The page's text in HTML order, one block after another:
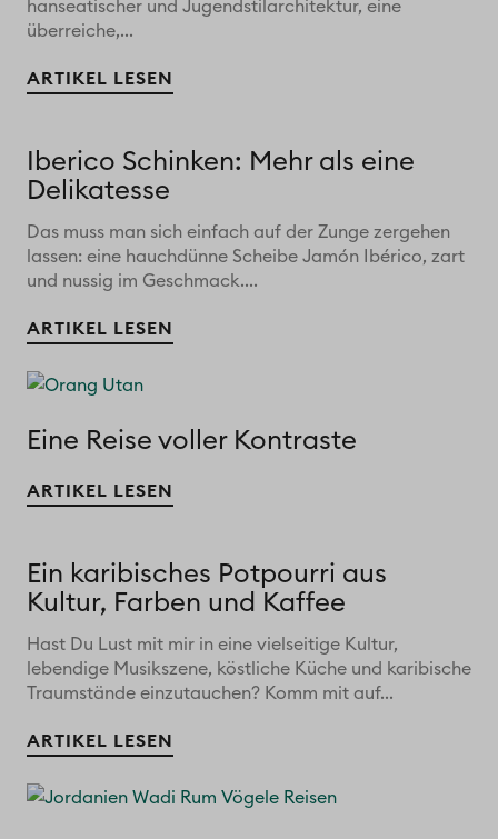
hanseatischer und Jugendstilarchitektur, eine
überreiche,...
ARTIKEL LESEN
Iberico Schinken: Mehr als eine
Delikatesse
Das muss man sich einfach auf der Zunge zergehen
lassen: eine hauchdünne Scheibe Jamón Ibérico, zart
und nussig im Geschmack....
ARTIKEL LESEN
Eine Reise voller Kontraste
ARTIKEL LESEN
Ein karibisches Potpourri aus
Kultur, Farben und Kaffee
Hast Du Lust mit mir in eine vielseitige Kultur,
lebendige Musikszene, köstliche Küche und karibische
Traumstände einzutauchen? Komm mit auf...
ARTIKEL LESEN